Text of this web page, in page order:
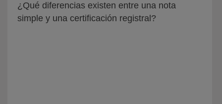
¿Qué diferencias existen entre una nota
simple y una certificación registral?